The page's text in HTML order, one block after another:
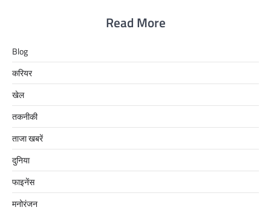
Read More
Blog
करियर
खेल
तकनीकी
ताजा खबरें
दुनिया
फाइनेंस
मनोरंजन